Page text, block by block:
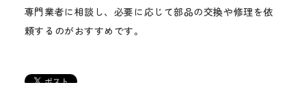
専門業者に相談し、必要に応じて部品の交換や修理を依
頼するのがおすすめです。